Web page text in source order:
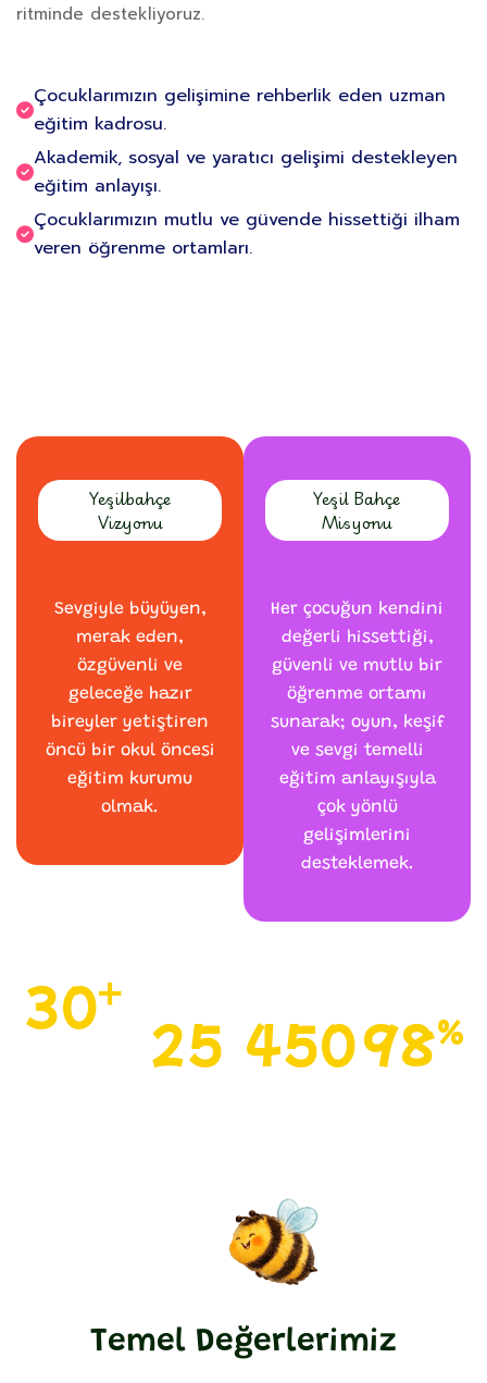
ritminde destekliyoruz.
Çocuklarımızın gelişimine rehberlik eden uzman
eğitim kadrosu.
Akademik, sosyal ve yaratıcı gelişimi destekleyen
eğitim anlayışı.
Çocuklarımızın mutlu ve güvende hissettiği ilham
veren öğrenme ortamları.
Yeşilbahçe
Vizyonu
Sevgiyle büyüyen,
merak eden,
özgüvenli ve
geleceğe hazır
bireyler yetiştiren
öncü bir okul öncesi
eğitim kurumu
olmak.
Yeşil Bahçe
Misyonu
Her çocuğun kendini
değerli hissettiği,
güvenli ve mutlu bir
öğrenme ortamı
sunarak; oyun, keşif
ve sevgi temelli
eğitim anlayışıyla
çok yönlü
gelişimlerini
desteklemek.
30+
25 45098%
Temel Değerlerimiz